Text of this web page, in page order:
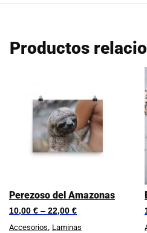
Productos
Perezoso del Amazonas
10,00 € – 22,00 €
Accesorios, Laminas